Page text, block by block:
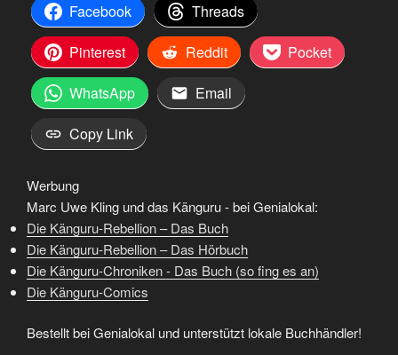
Facebook
Threads
Pinterest
Reddit
Pocket
WhatsApp
Email
Copy Link
Werbung
Marc Uwe Kling und das Känguru - bei Genialokal:
Die Känguru-Rebellion – Das Buch
Die Känguru-Rebellion – Das Hörbuch
Die Känguru-Chroniken - Das Buch (so fing es an)
Die Känguru-Comics
Bestellt bei Genialokal und unterstützt lokale Buchhändler!